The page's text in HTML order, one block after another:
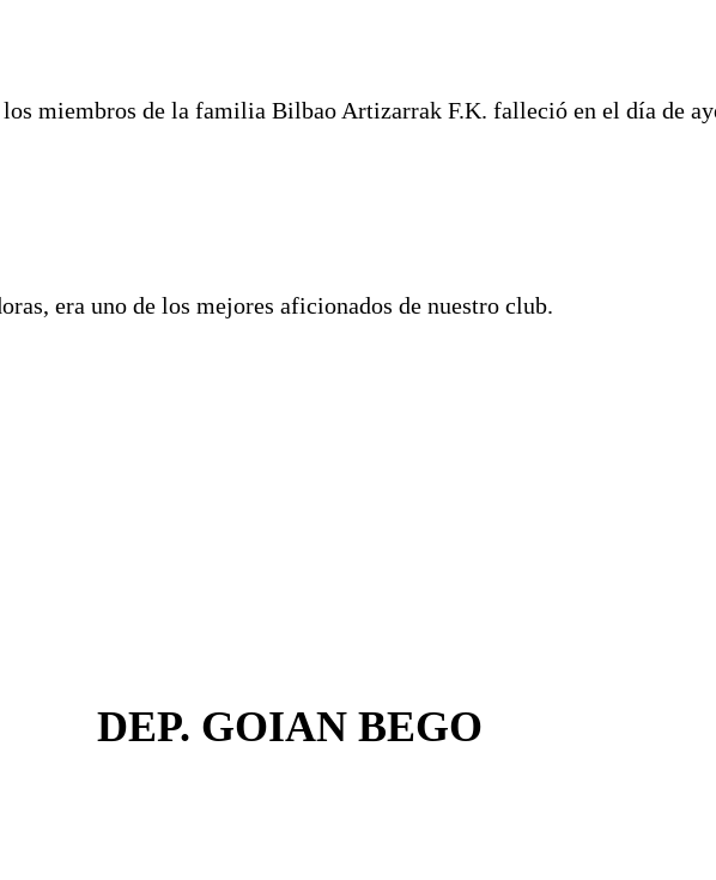
miembros de la familia Bilbao Artizarrak F.K. falleció en el día de
era uno de los mejores aficionados de nuestro club.
DEP. GOIAN BEGO